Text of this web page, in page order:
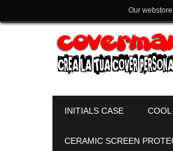
INITIALS CASE COOL
CERAMIC SCREEN
Our